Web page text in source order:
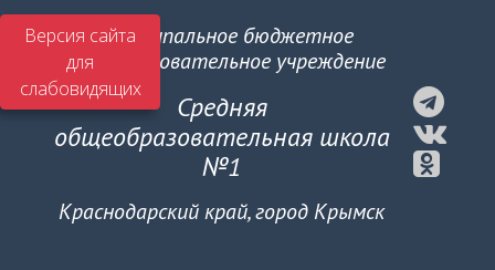
Версия сайта
для
слабовидящих
Муниципальное бюджетное
общеобразовательное учреждение
Средняя
общеобразовательная школа
№1
Краснодарский край, город Крымск